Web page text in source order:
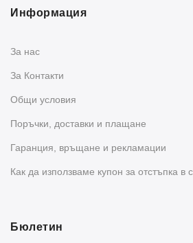
Информация
За нас
За Контакти
Общи условия
Поръчки, доставки и плащане
Гаранция, връщане и рекламации
Как да използваме купон за отстъпка в
Бюлетин